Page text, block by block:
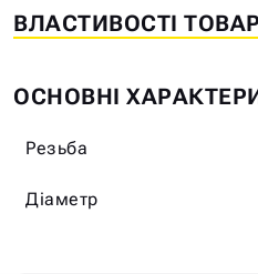
ВЛАСТИВОСТІ
ОСНОВНІ
Резьба
Діаметр